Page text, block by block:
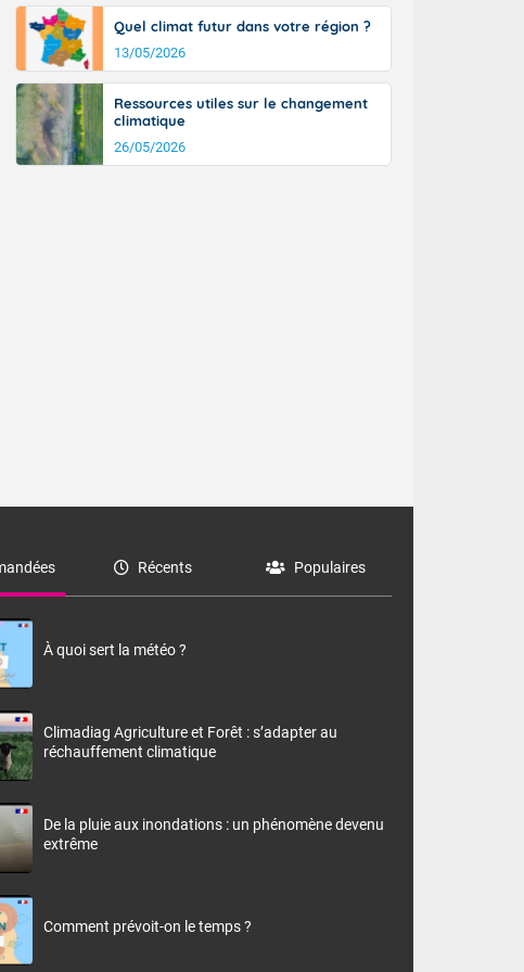
Quel climat futur dans votre région ?
13/05/2026
Ressources utiles sur le changement
climatique
26/05/2026
Récents Populaires
À quoi sert la météo ?
Climadiag Agriculture et Forêt : s’adapter au
réchauffement climatique
De la pluie aux inondations : un phénomène devenu
extrême
Comment prévoit-on le temps ?